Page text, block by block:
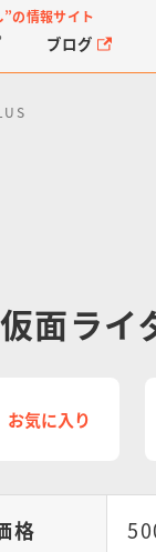
の情報サイト
ーズ ガン
に
スク
ブログ
面ライ
お気に入り
格